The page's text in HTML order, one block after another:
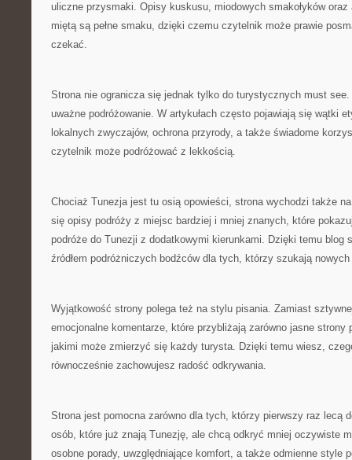
uliczne przysmaki. Opisy kuskusu, miodowych smakołyków
miętą są pełne smaku, dzięki czemu czytelnik może prawie
czekać.
Strona nie ogranicza się jednak tylko do turystycznych must
uważne podróżowanie. W artykułach często pojawiają się wątki
lokalnych zwyczajów, ochrona przyrody, a także świadome
czytelnik może podróżować z lekkością.
Chociaż Tunezja jest tu osią opowieści, strona wychodzi także
się opisy podróży z miejsc bardziej i mniej znanych, które
podróże do Tunezji z dodatkowymi kierunkami. Dzięki temu blog
źródłem podróżniczych bodźców dla tych, którzy szukają nowych
Wyjątkowość strony polega też na stylu pisania. Zamiast
emocjonalne komentarze, które przybliżają zarówno jasne strony
jakimi może zmierzyć się każdy turysta. Dzięki temu wiesz,
równocześnie zachowujesz radość odkrywania.
Strona jest pomocna zarówno dla tych, którzy pierwszy raz lecą
osób, które już znają Tunezję, ale chcą odkryć mniej oczywiste
osobne porady, uwzględniające komfort, a także odmienne style